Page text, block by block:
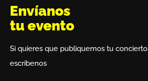
Envíanos
tu evento
Si quieres que publiquemos tu concierto
escríbenos